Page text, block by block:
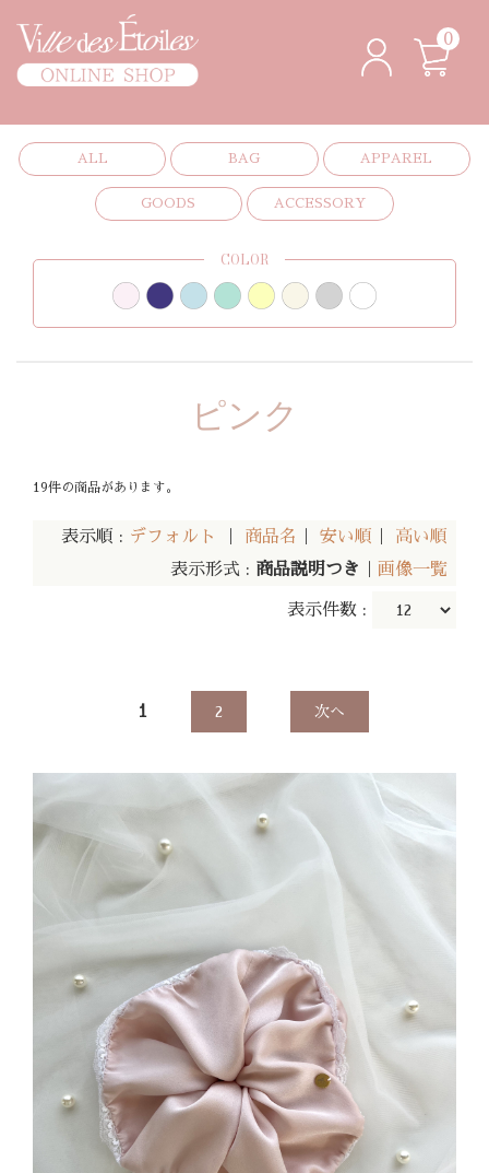
0
ALL BAG APPAREL
GOODS ACCESSORY
COLOR
ピンク
19件の商品があります。
表示順 : デフォルト 商品名 安い順
高い順
表示形式 : 商品説明つき 画像一覧
表示件数 :
1 2 次へ